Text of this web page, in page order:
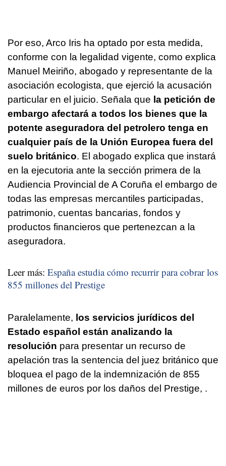
Por eso, Arco Iris ha optado por esta medida,
conforme con la legalidad vigente, como explica
Manuel Meiriño, abogado y representante de la
asociación ecologista, que ejerció la acusación
particular en el juicio. Señala que la petición de
embargo afectará a todos los bienes que la
potente aseguradora del petrolero tenga en
cualquier país de la Unión Europea fuera del
suelo británico. El abogado explica que instará
en la ejecutoria ante la sección primera de la
Audiencia Provincial de A Coruña el embargo de
todas las empresas mercantiles participadas,
patrimonio, cuentas bancarias, fondos y
productos financieros que pertenezcan a la
aseguradora.
Leer más: España estudia cómo recurrir para cobrar los
855 millones del Prestige
Paralelamente, los servicios jurídicos del
Estado español están analizando la
resolución para presentar un recurso de
apelación tras la sentencia del juez británico que
bloquea el pago de la indemnización de 855
millones de euros por los daños del Prestige, .